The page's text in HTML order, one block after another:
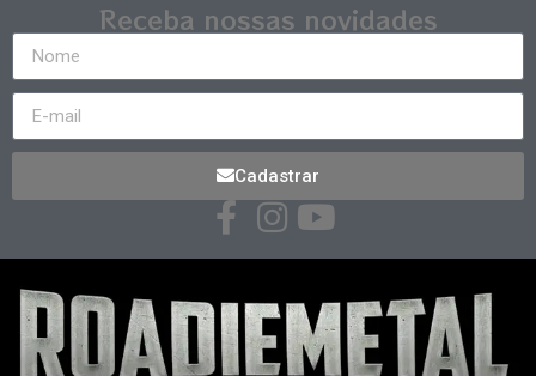
Receba nossas novidades
Cadastrar